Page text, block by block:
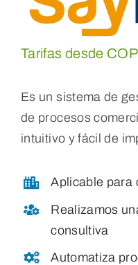
Tarifas desde
Es un sistema de
de procesos
intuitivo y fácil de
Aplicable para
Realizamos
consultiva
Automatiza